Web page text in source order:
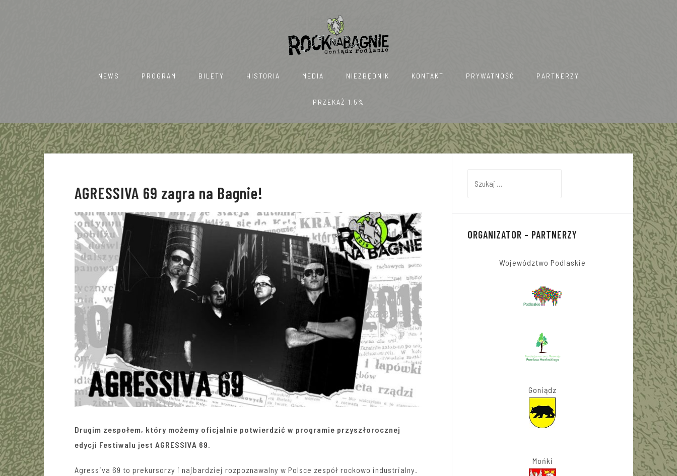
NEWS PROGRAM BILETY HISTORIA MEDIA NIEZBĘDNIK KONTAKT PRYWATNOŚĆ PARTNERZY
PRZEKAŻ 1,5%
AGRESSIVA 69 zagra na Bagnie!
Drugim zespołem, który możemy oficjalnie potwierdzić w programie przyszłorocznej
edycji Festiwalu jest AGRESSIVA 69.
Agressiva 69 to prekursorzy i najbardziej rozpoznawalny w Polsce zespół rockowo industrialny.
ORGANIZATOR – PARTNERZY
Województwo Podlaskie
Goniądz
Mońki